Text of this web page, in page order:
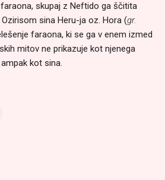
skupaj z Neftido ga ščitita
sina Heru-ja oz. Hora (gr.
faraona, ki se ga v enem izmed
mitov ne prikazuje kot njenega
kot sina.